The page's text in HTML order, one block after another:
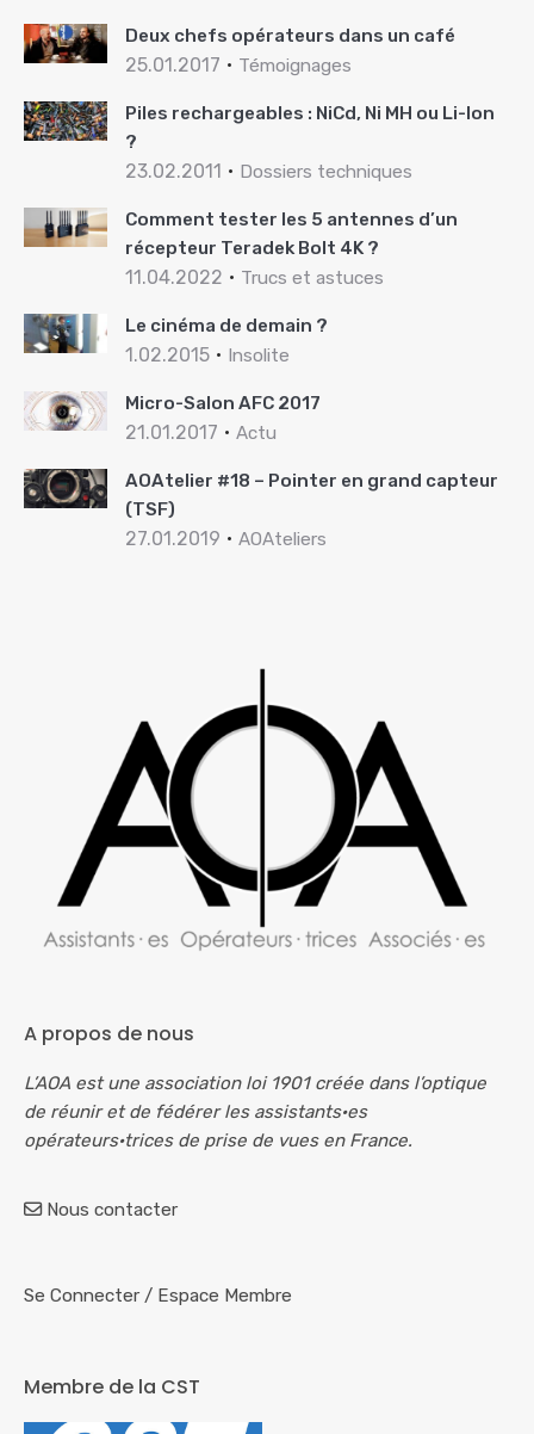
Deux chefs opérateurs dans un café
25.01.2017 Témoignages
Piles rechargeables : NiCd, Ni MH ou Li-Ion
?
23.02.2011 Dossiers techniques
Comment tester les 5 antennes d’un
récepteur Teradek Bolt 4K ?
11.04.2022 Trucs et astuces
Le cinéma de demain ?
1.02.2015 Insolite
Micro-Salon AFC 2017
21.01.2017 Actu
AOAtelier #18 – Pointer en grand capteur
(TSF)
27.01.2019 AOAteliers
A propos de nous
L’AOA est une association loi 1901 créée dans l’optique
de réunir et de fédérer les assistants·es
opérateurs·trices de prise de vues en France.
Nous contacter
Se Connecter / Espace Membre
Membre de la CST